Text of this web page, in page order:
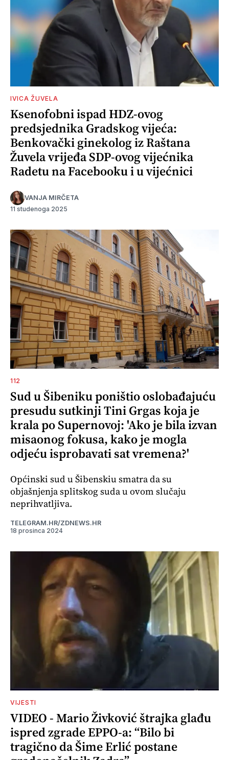
IVICA ŽUVELA
Ksenofobni ispad HDZ-ovog
predsjednika Gradskog vijeća:
Benkovački ginekolog iz Raštana
Žuvela vrijeđa SDP-ovog vijećnika
Radetu na Facebooku i u vijećnici
VANJA MIRČETA
11 studenoga 2025
112
Sud u Šibeniku poništio oslobađajuću
presudu sutkinji Tini Grgas koja je
krala po Supernovoj: 'Ako je bila izvan
misaonog fokusa, kako je mogla
odjeću isprobavati sat vremena?'
Općinski sud u Šibenskiu smatra da su
objašnjenja splitskog suda u ovom slučaju
neprihvatljiva.
TELEGRAM.HR/ZDNEWS.HR
18 prosinca 2024
VIJESTI
VIDEO - Mario Živković štrajka glađu
ispred zgrade EPPO-a: “Bilo bi
tragično da Šime Erlić postane